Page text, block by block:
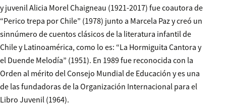
y juvenil Alicia Morel Chaigneau (1921-2017) fue coautora de
“Perico trepa por Chile” (1978) junto a Marcela Paz y creó un
sinnúmero de cuentos clásicos de la literatura infantil de
Chile y Latinoamérica, como lo es: “La Hormiguita Cantora y
el Duende Melodía” (1951). En 1989 fue reconocida con la
Orden al mérito del Consejo Mundial de Educación y es una
de las fundadoras de la Organización Internacional para el
Libro Juvenil (1964).